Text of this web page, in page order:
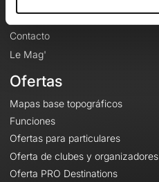
Contacto
Le Mag'
Ofertas
Mapas base topográficos
Funciones
Ofertas para particulares
Oferta de clubes y organizadores
Oferta PRO Destinations